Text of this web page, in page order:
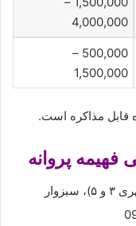
4,000,000
500,000 –
1,500,000
قابل مذاکره است.